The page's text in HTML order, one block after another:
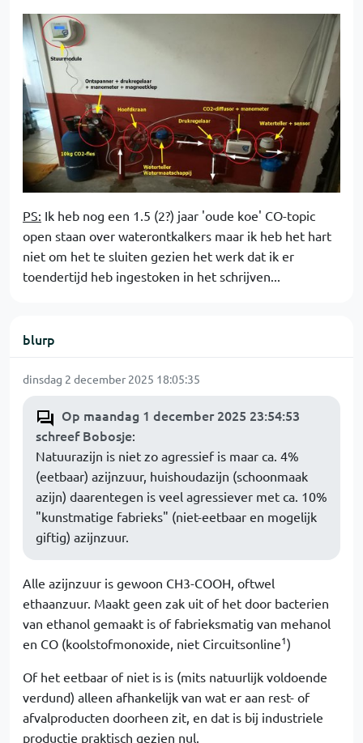
PS: Ik heb nog een 1.5 (2?) jaar 'oude koe' CO-topic
open staan over waterontkalkers maar ik heb het hart
niet om het te sluiten gezien het werk dat ik er
toendertijd heb ingestoken in het schrijven...
blurp
dinsdag 2 december 2025 18:05:35
Op maandag 1 december 2025 23:54:53
schreef Bobosje:
Natuurazijn is niet zo agressief is maar ca. 4%
(eetbaar) azijnzuur, huishoudazijn (schoonmaak
azijn) daarentegen is veel agressiever met ca. 10%
"kunstmatige fabrieks" (niet-eetbaar en mogelijk
giftig) azijnzuur.
Alle azijnzuur is gewoon CH3-COOH, oftwel
ethaanzuur. Maakt geen zak uit of het door bacterien
van ethanol gemaakt is of fabrieksmatig van mehanol
en CO (koolstofmonoxide, niet Circuitsonline1)
Of het eetbaar of niet is is (mits natuurlijk voldoende
verdund) alleen afhankelijk van wat er aan rest- of
afvalproducten doorheen zit, en dat is bij industriele
productie praktisch gezien nul.